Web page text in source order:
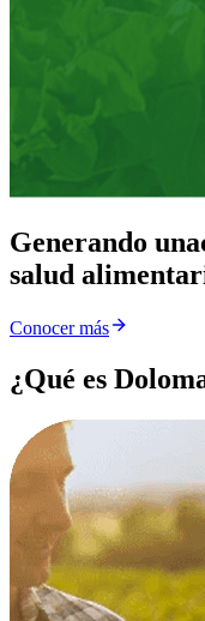
Generando una
salud
Conocer más
¿Qué es